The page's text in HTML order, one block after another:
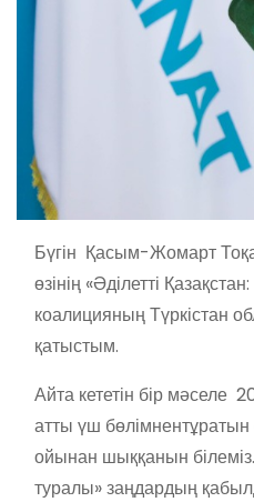
Бүгін Қасым-Жомарт
өзінің «Әділетті Қазақстан:
коалицияныңТүркістан
қатыстым.
Айта кететін бір мәселе
атты үш бөлімнентұратын
ойынан шыққанын білеміз.
туралы»заңдардың